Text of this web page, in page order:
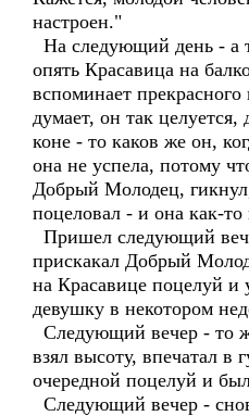
настроен."
На следующий день - а
опять Красавица на
вспоминает
думает, он так
коне - то каков же он,
она не успела, потому
Добрый Молодец,
поцеловал - и она как-то
Пришел следующий
прискакал Добрый
на Красавице поцелуй и
девушку в некотором
Следующий вечер - то
взял высоту, впечатал в
очередной поцелуй и
Следующий вечер -